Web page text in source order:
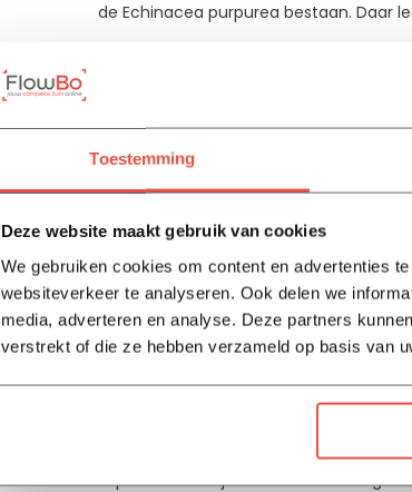
Toestemming
Deze website maakt gebruik van cookies
We gebruiken cookies om content en advertenties
websiteverkeer te analyseren. Ook delen we
media, adverteren en analyse. Deze partners
verstrekt of die ze hebben verzameld op basis van
de Echinacea purpurea bestaan. Daar
De ‘normale’ Echinacea purpurea
online assortiment van Flowbo ook de
Daarnaast kan de bloeiperiode zich
rekenen op een rijke bloei. Iets voor
de 7 en 9 planten te zetten.
Of wat dacht je van
Houd je van groen en houd je van
kennen, want deze vaste plant
hebben wel wat weg van de margriet.
‘Green Jewel’ in je tuin, dan komen
september kun je van de bloemen